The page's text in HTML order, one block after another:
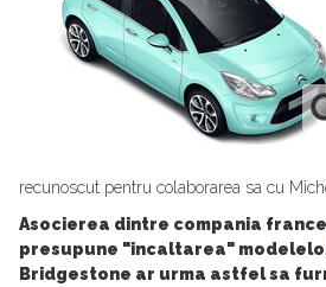
recunoscut pentru colaborarea sa cu
Asocierea dintre compania
presupune "incaltarea"
Bridgestone ar urma astfel sa